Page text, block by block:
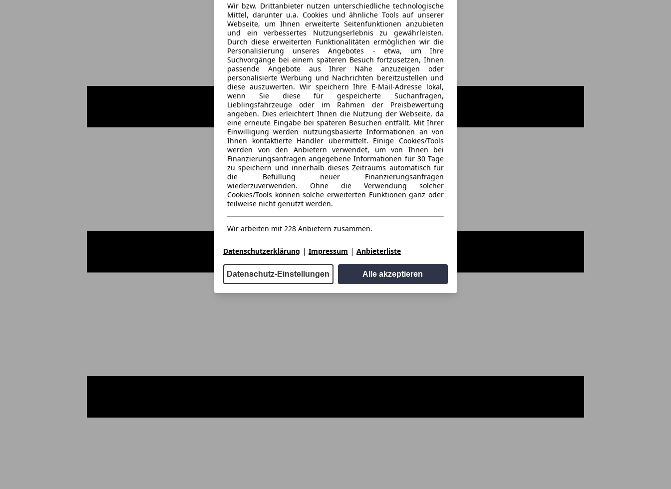
Wir bzw. Drittanbieter nutzen unterschiedliche technologische
Mittel, darunter u.a. Cookies und ähnliche Tools auf unserer
Webseite, um Ihnen erweiterte Seitenfunktionen anzubieten
und ein verbessertes Nutzungserlebnis zu gewährleisten.
Durch diese erweiterten Funktionalitäten ermöglichen wir die
Personalisierung unseres Angebotes - etwa, um Ihre
Suchvorgänge bei einem späteren Besuch fortzusetzen, Ihnen
passende Angebote aus Ihrer Nähe anzuzeigen oder
personalisierte Werbung und Nachrichten bereitzustellen und
diese auszuwerten. Wir speichern Ihre E-Mail-Adresse lokal,
wenn Sie diese für gespeicherte Suchanfragen,
Lieblingsfahrzeuge oder im Rahmen der Preisbewertung
angeben. Dies erleichtert Ihnen die Nutzung der Webseite, da
eine erneute Eingabe bei späteren Besuchen entfällt. Mit Ihrer
Einwilligung werden nutzungsbasierte Informationen an von
Ihnen kontaktierte Händler übermittelt. Einige Cookies/Tools
werden von den Anbietern verwendet, um von Ihnen bei
Finanzierungsanfragen angegebene Informationen für 30 Tage
zu speichern und innerhalb dieses Zeitraums automatisch für
die Befüllung neuer Finanzierungsanfragen
wiederzuverwenden. Ohne die Verwendung solcher
Cookies/Tools können solche erweiterten Funktionen ganz oder
teilweise nicht genutzt werden.
Wir arbeiten mit 228 Anbietern zusammen.
Datenschutzerklärung | Impressum | Anbieterliste
Datenschutz-Einstellungen Alle akzeptieren